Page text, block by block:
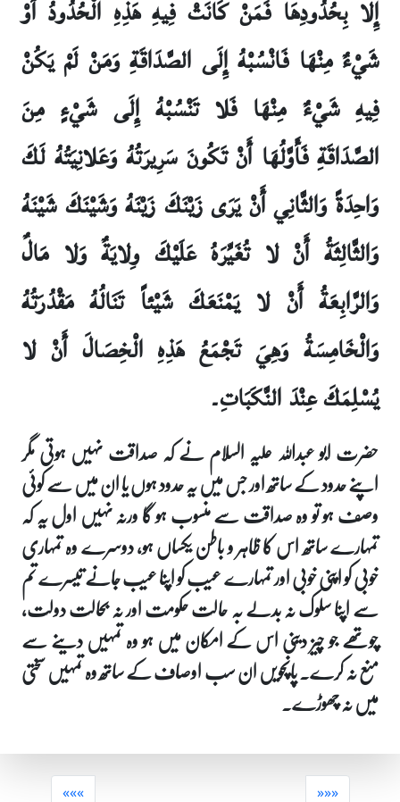
إِلا بِحُدُودِهَا فَمَنْ كَانَتْ فِيهِ هَذِهِ الْحُدُودُ أَوْ
شَيْ‏ءٌ مِنْهَا فَانْسُبْهُ إِلَى الصَّدَاقَةِ وَمَنْ لَمْ يَكُنْ
فِيهِ شَيْ‏ءٌ مِنْهَا فَلا تَنْسُبْهُ إِلَى شَيْ‏ءٍ مِنَ
الصَّدَاقَةِ فَأَوَّلُهَا أَنْ تَكُونَ سَرِيرَتُهُ وَعَلانِيَتُهُ لَكَ
وَاحِدَةً وَالثَّانِي أَنْ يَرَى زَيْنَكَ زَيْنَهُ وَشَيْنَكَ شَيْنَهُ
وَالثَّالِثَةُ أَنْ لا تُغَيِّرَهُ عَلَيْكَ وِلايَةٌ وَلا مَالٌ
وَالرَّابِعَةُ أَنْ لا يَمْنَعَكَ شَيْئاً تَنَالُهُ مَقْدُرَتُهُ
وَالْخَامِسَةُ وَهِيَ تَجْمَعُ هَذِهِ الْخِصَالَ أَنْ لا
يُسْلِمَكَ عِنْدَ النَّكَبَاتِ۔
حضرت ابو عبداللہ علیہ السلام نے کہ صداقت نہیں ہوتی مگر
اپنے حدود کے ساتھ اور جس میں یہ حدود ہوں یا ان میں سے کوئی
وصف ہو تو وہ صداقت سے منسوب ہو گا ورنہ نہیں اول یہ کہ
تمہارے ساتھ اس کا ظاہر و باطن یکساں ہو، دوسرے وہ تمہاری
خوبی کو اپنی خوبی اور تمہارے عیب کو اپنا عیب جانے تیسرے تم
سے اپنا سلوک نہ بدلے بہ حالت حکومت اور نہ بحالت دولت،
چوتھے جو چیز دینی اس کے امکان میں ہو وہ تمہیں دینے سے
منع نہ کرے۔ پانچویں ان سب اوصاف کے ساتھ وہ تمہیں سختی
میں نہ چھوڑے۔
««« »»»